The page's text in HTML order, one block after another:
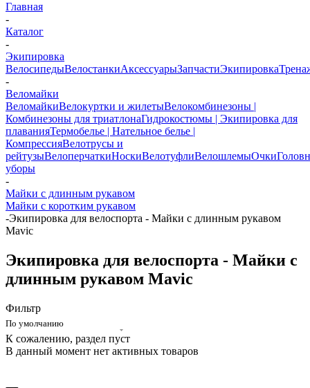
Главная
-
Каталог
-
Экипировка
ВелосипедыВелостанкиАксессуарыЗапчастиЭкипировка
-
Веломайки
ВеломайкиВелокуртки и жилетыВелокомбинезоны |
Комбинезоны для триатлонаГидрокостюмы | Экипировка для
плаванияТермобелье | Нательное белье |
КомпрессияВелотрусы и
рейтузыВелоперчаткиНоскиВелотуфлиВелошлемыОчки
уборы
-
Майки с длинным рукавом
Майки с коротким рукавом
-Экипировка для велоспорта - Майки с длинным рукавом
Mavic
Экипировка для велоспорта - Майки с
длинным рукавом Mavic
Фильтр
По умолчанию
К сожалению, раздел пуст
В данный момент нет активных товаров